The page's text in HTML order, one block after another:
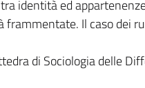
identità ed
frammentate. Il caso dei
di Sociologia delle